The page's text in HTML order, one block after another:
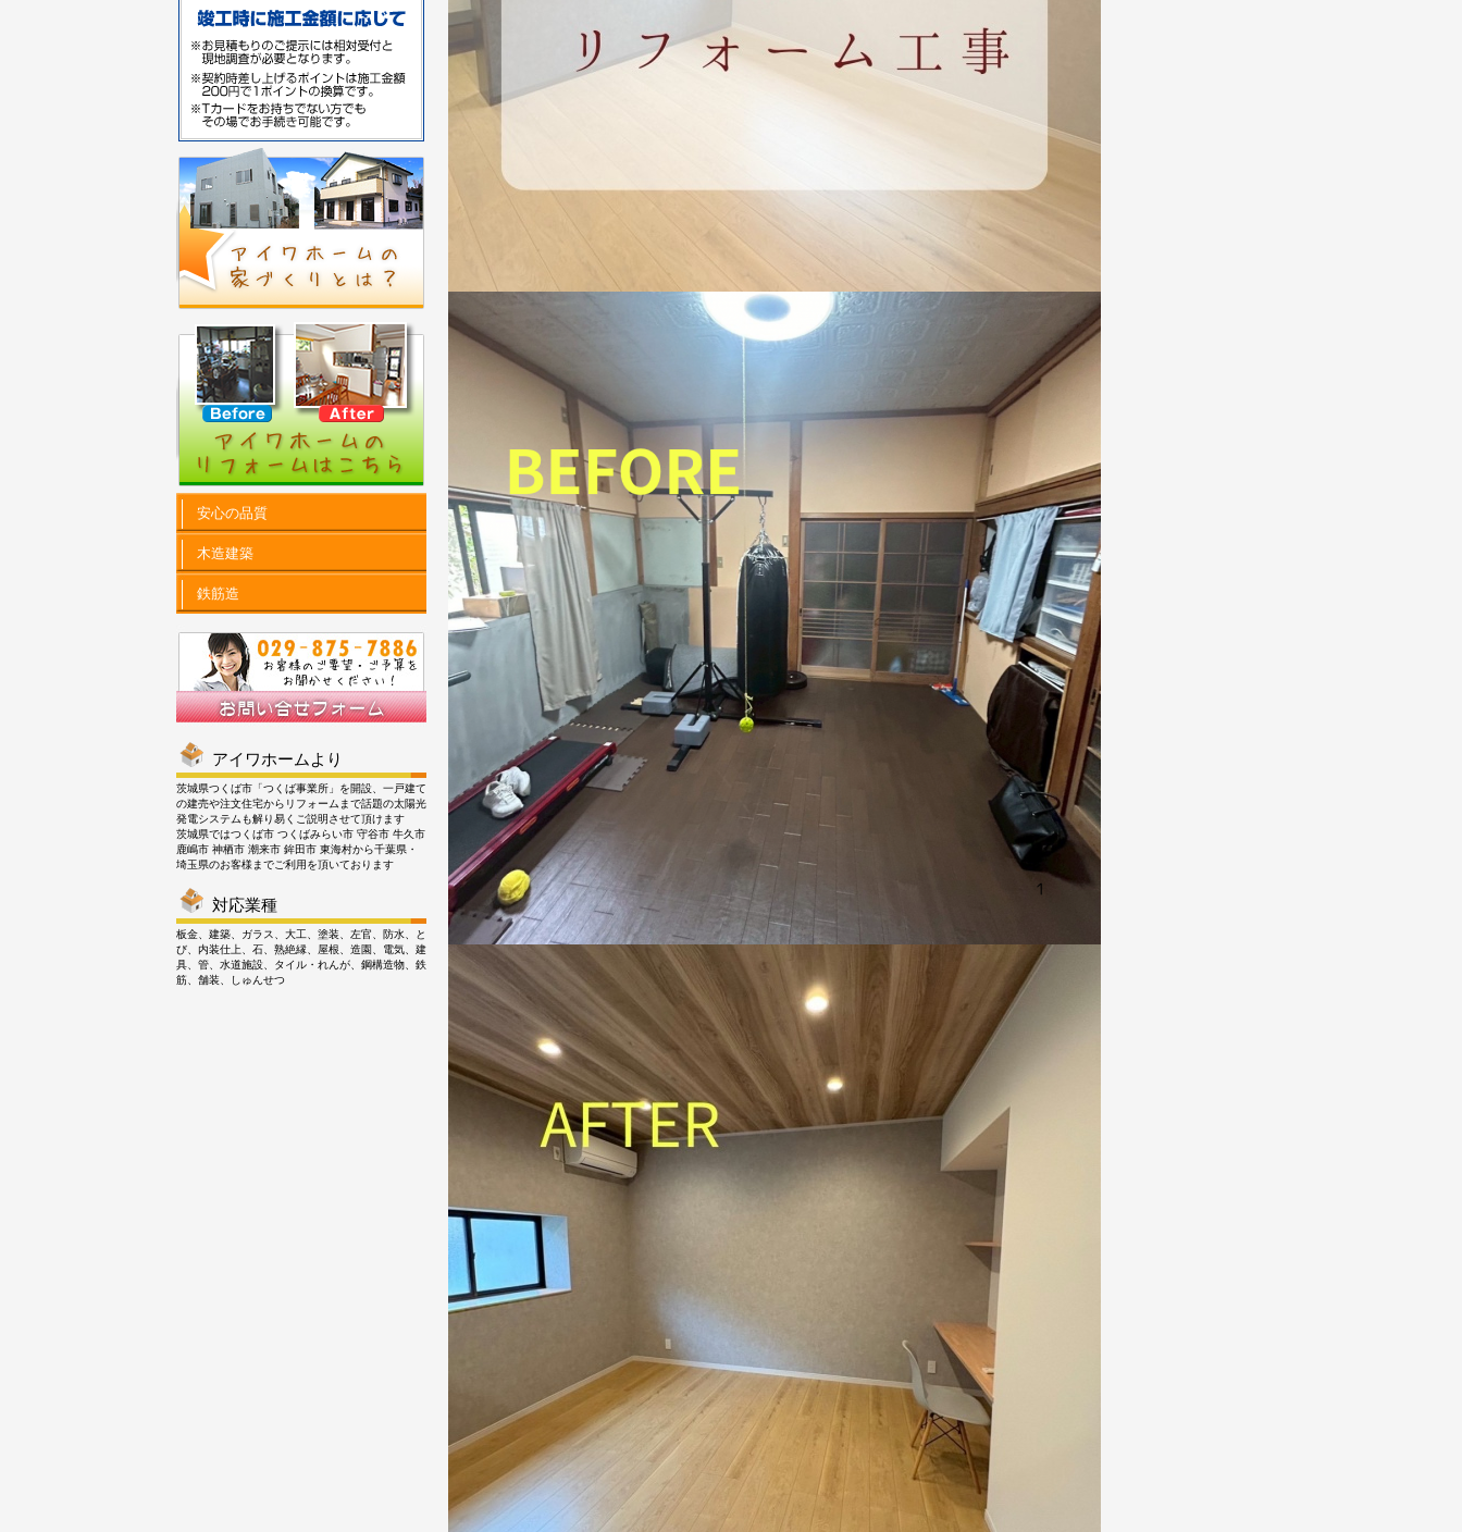
安心の品質
木造建築
鉄筋造
アイワホームより
茨城県つくば市「つくば事業所」を開設、一戸建て
の建売や注文住宅からリフォームまで話題の太陽光
発電システムも解り易くご説明させて頂けます
茨城県ではつくば市 つくばみらい市 守谷市 牛久市
鹿嶋市 神栖市 潮来市 鉾田市 東海村から千葉県・
埼玉県のお客様までご利用を頂いております
対応業種
板金、建築、ガラス、大工、塗装、左官、防水、と
び、内装仕上、石、熟絶縁、屋根、造園、電気、建
具、管、水道施設、タイル・れんが、鋼構造物、鉄
筋、舗装、しゅんせつ